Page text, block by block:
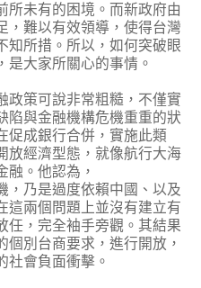
所未有的困境。而新政府由
，難以有效領導，使得台灣
知所措。所以，如何突破眼
是大家所關心的事情。
政策可說非常粗糙，不僅實
陷與金融機構危機重重的狀
促成銀行合併，實施此類
放經濟型態，就像航行大海
融。他認為，
，乃是過度依賴中國、以及
這兩個問題上並沒有建立有
任，完全袖手旁觀。其結果
個別台商要求，進行開放，
社會負面衝擊。